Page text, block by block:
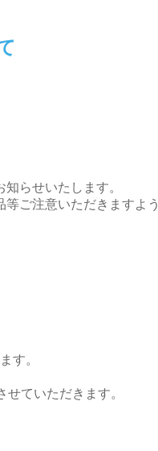
らせいたします。
ご注意いただきますよう
す。
ていただきます。